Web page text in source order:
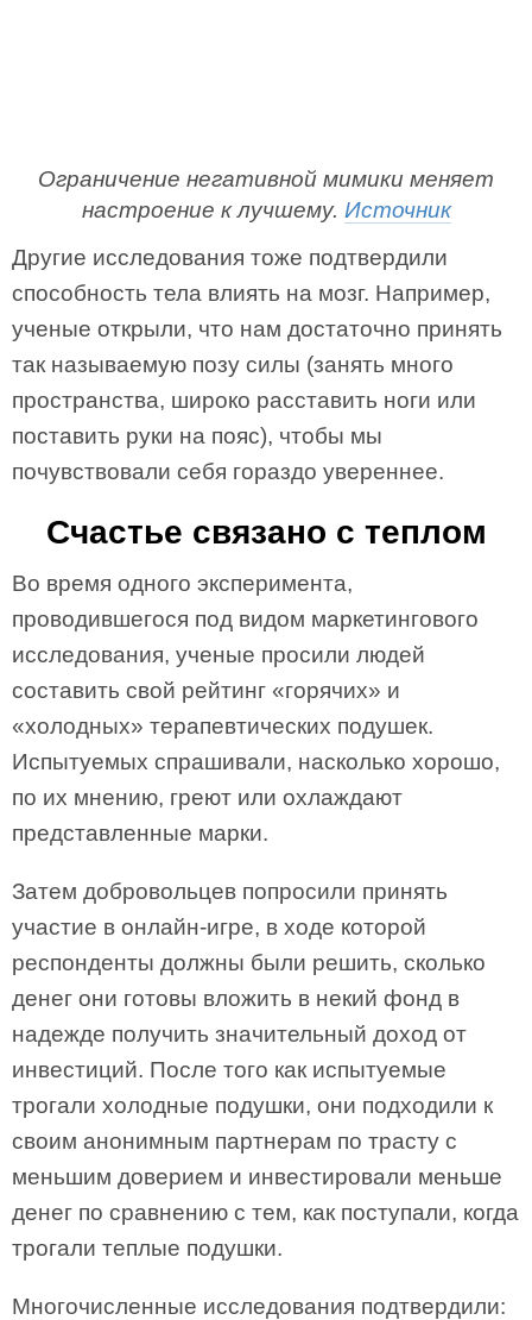
Ограничение негативной мимики меняет
настроение к лучшему. Источник
Другие исследования тоже подтвердили
способность тела влиять на мозг. Например,
ученые открыли, что нам достаточно принять
так называемую позу силы (занять много
пространства, широко расставить ноги или
поставить руки на пояс), чтобы мы
почувствовали себя гораздо увереннее.
Счастье связано с теплом
Во время одного эксперимента,
проводившегося под видом маркетингового
исследования, ученые просили людей
составить свой рейтинг «горячих» и
«холодных» терапевтических подушек.
Испытуемых спрашивали, насколько хорошо,
по их мнению, греют или охлаждают
представленные марки.
Затем добровольцев попросили принять
участие в онлайн-игре, в ходе которой
респонденты должны были решить, сколько
денег они готовы вложить в некий фонд в
надежде получить значительный доход от
инвестиций. После того как испытуемые
трогали холодные подушки, они подходили к
своим анонимным партнерам по трасту с
меньшим доверием и инвестировали меньше
денег по сравнению с тем, как поступали, когда
трогали теплые подушки.
Многочисленные исследования подтвердили: